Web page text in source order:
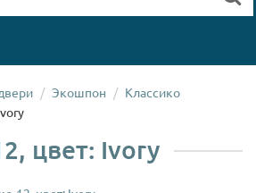
Экошпон
Классико
цвет: Ivory